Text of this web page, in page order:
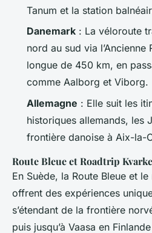
Tanum et la station
Danemark : La véloroute
nord au sud via l’Ancienne
longue de 450 km, en
comme Aalborg et Viborg.
Allemagne : Elle suit les
historiques allemands, les
frontière danoise à Aix-la-
Route Bleue et Roadtrip
En Suède, la Route Bleue et
offrent des expériences
s’étendant de la frontière
puis jusqu’à Vaasa en